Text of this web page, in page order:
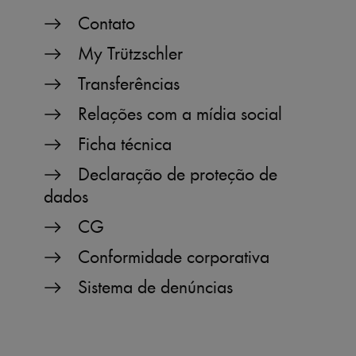
Contato
My Trützschler
Transferências
Relações com a mídia social
Ficha técnica
Declaração de proteção de
dados
CG
Conformidade corporativa
Sistema de denúncias